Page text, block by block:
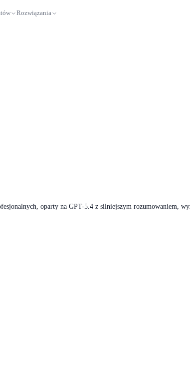
Rozwiązania
oparty na GPT-5.4 z silniejszym rozumowaniem,